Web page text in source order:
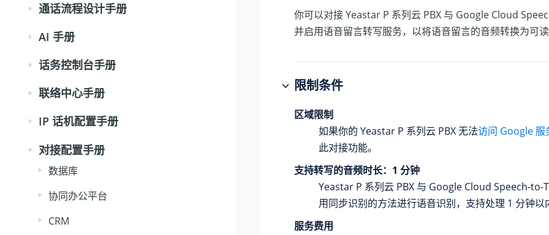
通话流程设计手册
AI 手册
话务控制台手册
联络中心手册
IP 话机配置手册
对接配置手册
数据库
协同办公平台
CRM
你可以对接Yeastar P 系列云 PBX 与 Google Cloud
并启用语音留言转写服务，以将语音留言的音频转换为可
限制条件
区域限制
如果你的 Yeastar P 系列云 PBX无法访问 Google 服
此对接功能。
支持转写的音频时长：1 分钟
Yeastar P 系列云 PBX 与 Google Cloud Speech-to-
用同步识别的方法进行语音识别，支持处理 1 分钟以
服务费用